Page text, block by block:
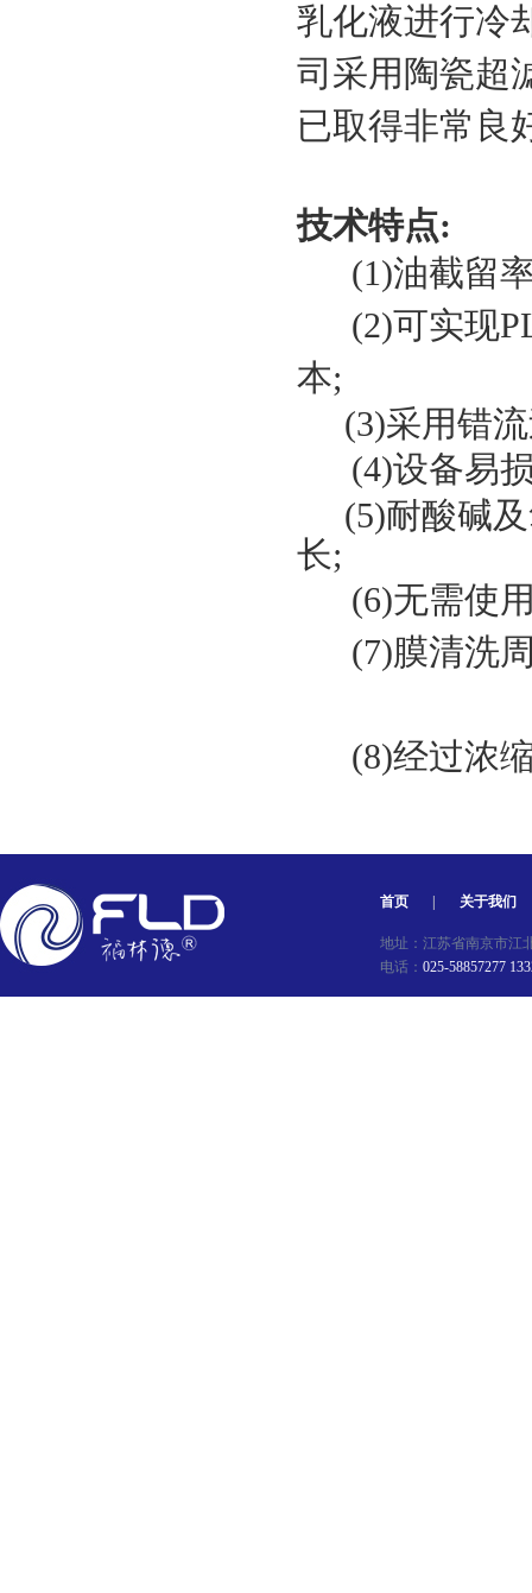
乳化液进行冷
司采用陶瓷超
已取得非常良
技术特点:
(1)油截留率
(2)可实现
本;
(3)采用错
(4)设备易
(5)耐酸碱及
长;
(6)无需使
(7)膜清洗
(8)经过浓
首页 关于我们
地址：江苏省南京市江
电话： 025-58857277